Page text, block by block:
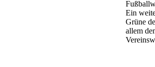
Ein
Grüne
allem